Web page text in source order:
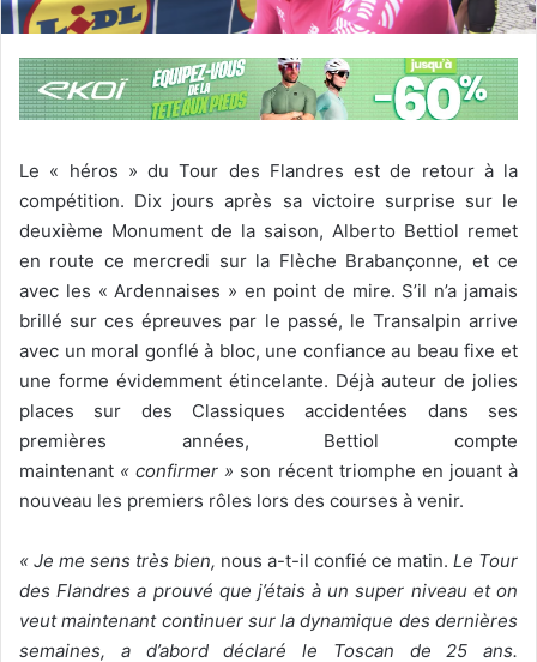
Le « héros » du Tour des Flandres est de retour à la
compétition. Dix jours après sa victoire surprise sur le
deuxième Monument de la saison, Alberto Bettiol remet
en route ce mercredi sur la Flèche Brabançonne, et ce
avec les « Ardennaises » en point de mire. S’il n’a jamais
brillé sur ces épreuves par le passé, le Transalpin arrive
avec un moral gonflé à bloc, une confiance au beau fixe et
une forme évidemment étincelante. Déjà auteur de jolies
places sur des Classiques accidentées dans ses
premières années, Bettiol compte
maintenant « confirmer » son récent triomphe en jouant à
nouveau les premiers rôles lors des courses à venir.
« Je me sens très bien, nous a-t-il confié ce matin. Le Tour
des Flandres a prouvé que j’étais à un super niveau et on
veut maintenant continuer sur la dynamique des dernières
semaines, a d’abord déclaré le Toscan de 25 ans.